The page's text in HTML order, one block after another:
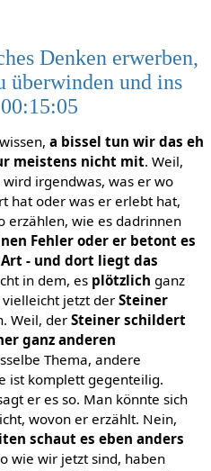
Denken erwerben,
überwinden und ins
a bissel tun wir das eh
meistens nicht mit. Weil,
irgendwas, was er wo
hat oder was er erlebt hat,
erzählen, wie es dadrinnen
Fehler oder er betont es
- und dort liegt das
in dem, es plötzlich ganz
vielleicht jetzt derSteiner
Weil, der Steiner schildert
ganz anderen
Thema, andere
ist komplett gegenteilig.
er es so. Man könnte sich
wovon er erzählt. Nein,
schaut es eben anders
wie wir jetzt sind, haben